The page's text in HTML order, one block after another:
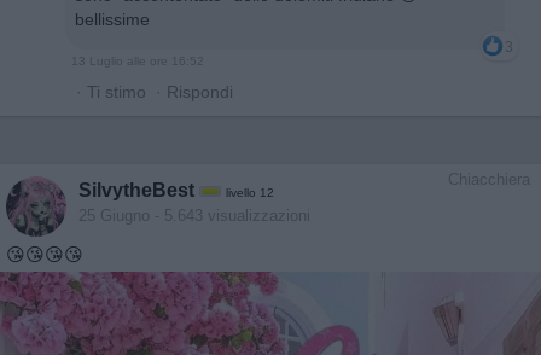
bellissime
3
· Ti stimo · Rispondi
Chiacchiera
SilvytheBest livello 12
25 Giugno - 5.643 visualizzazioni
😘😘😘😘